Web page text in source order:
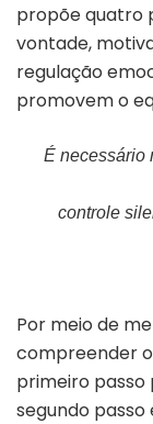
propõe quatro
vontade,
regulação
promovem o
É necessário
controle
Por meio de
compreender
primeiro passo
segundo